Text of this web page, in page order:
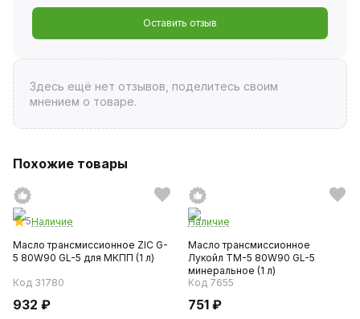
Оставить отзыв
Здесь ещё нет отзывов, поделитесь своим
мнением о товаре.
Похожие товары
5Наличие
Масло трансмиссионное ZIC G-
5 80W90 GL-5 для МКПП (1 л)
Код 31780
932 ₽
Наличие
Масло трансмиссионное
Лукойл ТМ-5 80W90 GL-5
минеральное (1 л)
Код 7655
751 ₽